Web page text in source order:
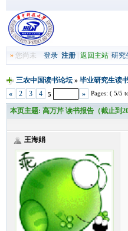
»您尚未 登录 注册| 返回主站| 研究
三农中国读书论坛» 毕业研究生读
«
2 3 4 5 » Pages: ( 5/5
本页主题: 高万芹 读书报告（截止到
王海娟